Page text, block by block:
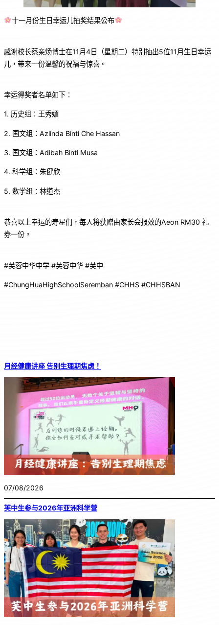
十一月份生日幸运儿抽奖结果公布
感谢校长蔡亲炀博士在11月4日（星期二）特别抽出5位11月生日幸运
儿，带来一份温馨的祝福与惊喜。
幸运得奖者名单如下：
1. 历史组：王秀媚
2. 国文组：Azlinda Binti Che Hassan
3. 国文组：Adibah Binti Musa
4. ⁠科学组：朱健欣
5. 数学组：林道杰
恭喜以上幸运的寿星们，每人将获赠由家长会报效的Aeon RM30 礼
券一份。
#芙蓉中华中学 #芙蓉中华 #芙中
#ChungHuaHighSchoolSeremban #CHHS #CHHSBAN
月经健康讲座 告别生理期焦虑！
07/08/2026
芙中生参与2026年亚洲科学营